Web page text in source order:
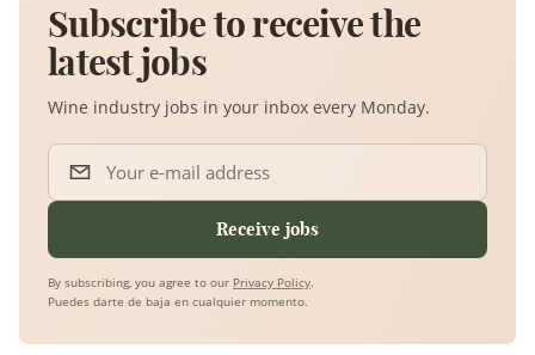
Subscribe to receive the
latest jobs
Wine industry jobs in your inbox every Monday.
Your e-mail address
Receive jobs
By subscribing, you agree to our Privacy Policy.
Puedes darte de baja en cualquier momento.